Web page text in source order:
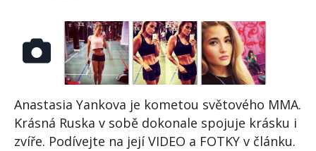
Anastasia Yankova je kometou světového MMA.
Krásná Ruska v sobě dokonale spojuje krásku i
zvíře. Podívejte na její VIDEO a FOTKY v článku.